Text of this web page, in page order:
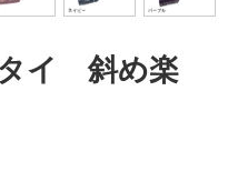
イ 斜め楽